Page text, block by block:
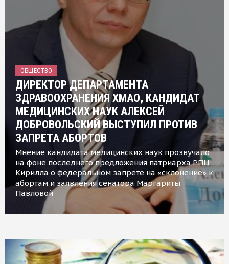
ОБЩЕСТВО
ДИРЕКТОР ДЕПАРТАМЕНТА
ЗДРАВООХРАНЕНИЯ ХМАО, КАНДИДАТ
МЕДИЦИНСКИХ НАУК АЛЕКСЕЙ
ДОБРОВОЛЬСКИЙ ВЫСТУПИЛ ПРОТИВ
ЗАПРЕТА АБОРТОВ
Мнение кандидата медицинских наук прозвучало
на фоне последнего предложения патриарха РПЦ
Кирилла о федеральном запрете на «склонение» к
абортам и заявления сенатора Маргариты
Павловой